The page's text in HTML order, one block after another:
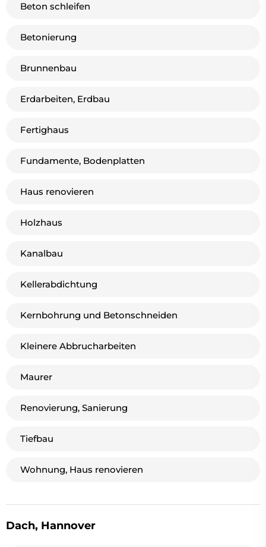
Beton schleifen
Betonierung
Brunnenbau
Erdarbeiten, Erdbau
Fertighaus
Fundamente, Bodenplatten
Haus renovieren
Holzhaus
Kanalbau
Kellerabdichtung
Kernbohrung und Betonschneiden
Kleinere Abbrucharbeiten
Maurer
Renovierung, Sanierung
Tiefbau
Wohnung, Haus renovieren
Dach, Hannover